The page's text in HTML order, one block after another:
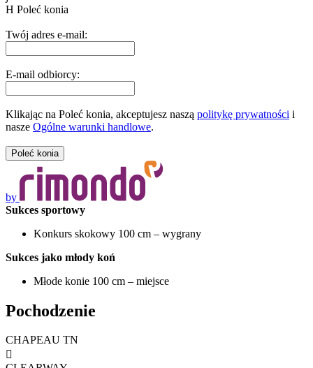
H Poleć konia
Twój adres e-mail:
E-mail odbiorcy:
Klikając na Poleć konia, akceptujesz naszą politykę prywatności i
nasze Ogólne warunki handlowe.
by
Sukces sportowy
Konkurs skokowy 100 cm – wygrany
Sukces jako młody koń
Młode konie 100 cm – miejsce
Pochodzenie
CHAPEAU TN
